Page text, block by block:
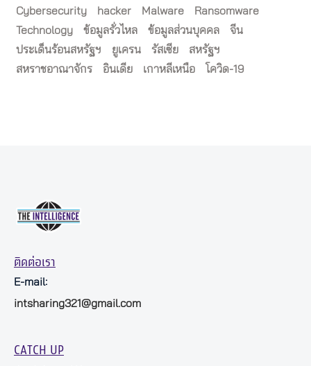
Cybersecurity
hacker Malware
Ransomware
Technology
ข้อมูลรั่วไหล ข้อมูลส่วนบุคคล
จีน
ประเด็นร้อนสหรัฐฯ
ยูเครน รัสเซีย
สหรัฐฯ
สหราชอาณาจักร
อินเดีย เกาหลีเหนือ โควิด-19
ติดต่อเรา
E-mail:
intsharing321@gmail.com
CATCH UP